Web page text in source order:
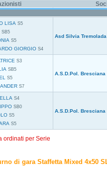
LISA S5
SB5
S5
GIORGIO S4
Asd Silvia
S3
SB5
S5
S7
A.S.D.Pol. Bresciana
S4
SB0
S5
S5
A.S.D.Pol. Bresciana
ordinati per Serie
di gara Staffetta Mixed 4x50